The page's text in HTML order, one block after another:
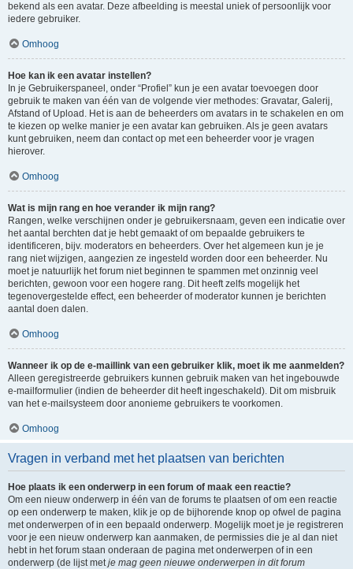
bekend als een avatar. Deze afbeelding is meestal uniek of persoonlijk voor
iedere gebruiker.
Omhoog
Hoe kan ik een avatar instellen?
In je Gebruikerspaneel, onder “Profiel” kun je een avatar toevoegen door
gebruik te maken van één van de volgende vier methodes: Gravatar, Galerij,
Afstand of Upload. Het is aan de beheerders om avatars in te schakelen en om
te kiezen op welke manier je een avatar kan gebruiken. Als je geen avatars
kunt gebruiken, neem dan contact op met een beheerder voor je vragen
hierover.
Omhoog
Wat is mijn rang en hoe verander ik mijn rang?
Rangen, welke verschijnen onder je gebruikersnaam, geven een indicatie over
het aantal berchten dat je hebt gemaakt of om bepaalde gebruikers te
identificeren, bijv. moderators en beheerders. Over het algemeen kun je je
rang niet wijzigen, aangezien ze ingesteld worden door een beheerder. Nu
moet je natuurlijk het forum niet beginnen te spammen met onzinnig veel
berichten, gewoon voor een hogere rang. Dit heeft zelfs mogelijk het
tegenovergestelde effect, een beheerder of moderator kunnen je berichten
aantal doen dalen.
Omhoog
Wanneer ik op de e-maillink van een gebruiker klik, moet ik me aanmelden?
Alleen geregistreerde gebruikers kunnen gebruik maken van het ingebouwde
e-mailformulier (indien de beheerder dit heeft ingeschakeld). Dit om misbruik
van het e-mailsysteem door anonieme gebruikers te voorkomen.
Omhoog
Vragen in verband met het plaatsen van berichten
Hoe plaats ik een onderwerp in een forum of maak een reactie?
Om een nieuw onderwerp in één van de forums te plaatsen of om een reactie
op een onderwerp te maken, klik je op de bijhorende knop op ofwel de pagina
met onderwerpen of in een bepaald onderwerp. Mogelijk moet je je registreren
voor je een nieuw onderwerp kan aanmaken, de permissies die je al dan niet
hebt in het forum staan onderaan de pagina met onderwerpen of in een
onderwerp (de lijst metje mag geen nieuwe onderwerpen in dit forum